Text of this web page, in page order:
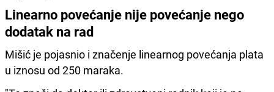
Linearno povećanje nije povećanje nego
dodatak na rad
Mišić je pojasnio i značenje linearnog povećanja plata
u iznosu od 250 maraka.